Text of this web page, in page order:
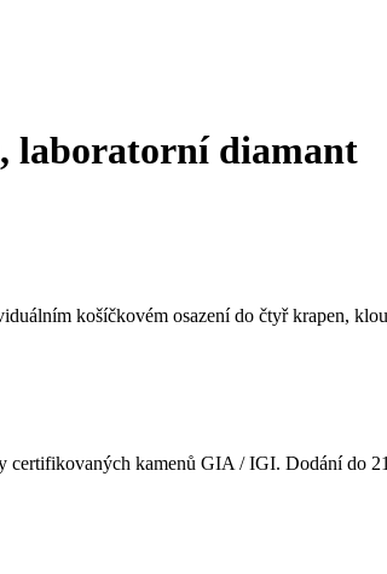
laboratorní diamant
košíčkovém osazení do čtyř krapen,
certifikovaných kamenů GIA / IGI. Dodání do